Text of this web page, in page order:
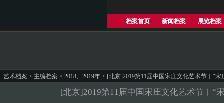
档案首页 新闻档案 展览档案
艺术档案 > 主编档案 > 2018、2019年 > [北京]2019第11届中国宋庄文化艺术节︱“宋
[北京]2019第11届中国宋庄文化艺术节︱“